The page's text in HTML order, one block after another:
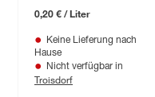
0,20 € / Liter
Keine Lieferung nach
Hause
Nicht verfügbar in
Troisdorf